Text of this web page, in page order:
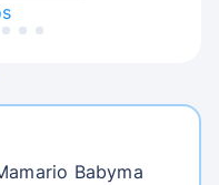
Babyma